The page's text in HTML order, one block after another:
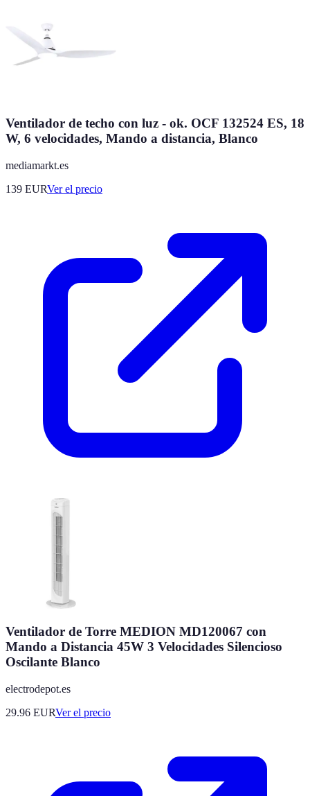
Ventilador de techo con luz - ok. OCF 132524 ES, 18
W, 6 velocidades, Mando a distancia, Blanco
mediamarkt.es
139 EURVer el precio
Ventilador de Torre MEDION MD120067 con
Mando a Distancia 45W 3 Velocidades Silencioso
Oscilante Blanco
electrodepot.es
29.96 EURVer el precio